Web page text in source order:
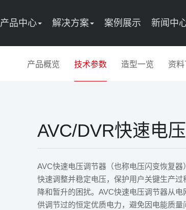
产品中心 解决方案 案例展示 新闻中
产品概览 技术参数 造型一览 资
AVC/DVR快速电
AVC快速电压调节器（也称电压闪变恢复
快速调整并稳定电压，保护用户关键生产
降和暂升的困扰。AVC快速电压调节器从
供调节过的恒定优质电力，避免因电能质量